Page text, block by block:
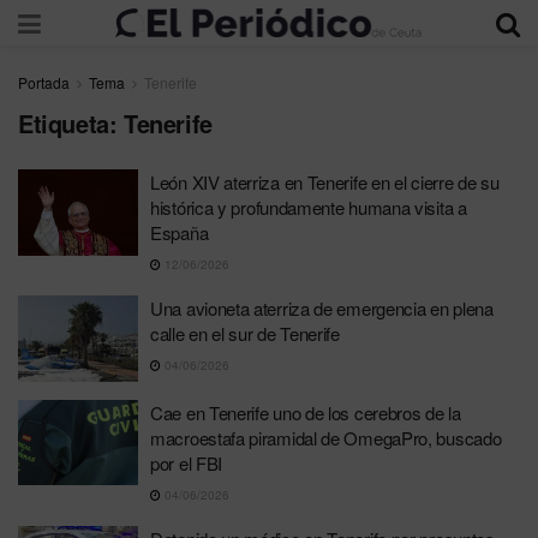
Portada Tema Tenerife
Etiqueta: Tenerife
León XIV aterriza en Tenerife en el cierre de su
histórica y profundamente humana visita a
España
12/06/2026
Una avioneta aterriza de emergencia en plena
calle en el sur de Tenerife
04/06/2026
Cae en Tenerife uno de los cerebros de la
macroestafa piramidal de OmegaPro, buscado
por el FBI
04/06/2026